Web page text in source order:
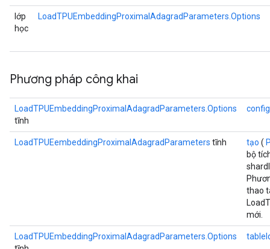
lớp
học
LoadTPUEmbeddingProximalAdagradParameters.Options
Phương pháp công khai
LoadTPUEmbeddingProximalAdagradParameters.Options
tĩnh
config
LoadTPUEembeddingProximalAdagradParameters tĩnh tạo (
bộ
thao
mới.
LoadTPUEmbeddingProximalAdagradParameters.Options